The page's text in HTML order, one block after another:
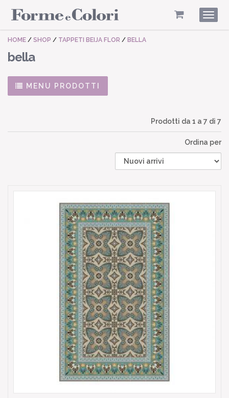
HOME / SHOP / TAPPETI BEIJA FLOR / BELLA
bella
MENU PRODOTTI
Prodotti da 1 a 7 di 7
Ordina per